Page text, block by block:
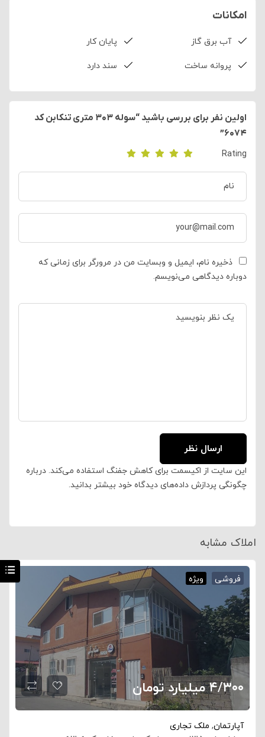
امکانات
آب برق گاز پایان کار
پروانه ساخت سند دارد
اولین نفر برای بررسی باشید “سوله ۳۰۳ متری تنکابن کد
۶۰۷۴”
Rating
ذخیره نام، ایمیل و وبسایت من در مرورگر برای زمانی که
دوباره دیدگاهی می‌نویسم.
این سایت از اکیسمت برای کاهش جفنگ استفاده می‌کند. درباره
چگونگی پردازش داده‌های دیدگاه خود بیشتر بدانید.
املاک مشابه
فروشی ویژه
۴/۳۰۰ میلیارد تومان
آپارتمان, ملک تجاری